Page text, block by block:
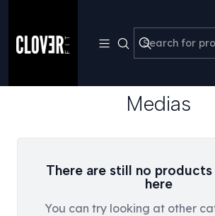
NO CAMBIOS NO DEVOLUCIONES +50%
Home Accesorios Medias
Medias
There are still no products
here
You can try looking at other